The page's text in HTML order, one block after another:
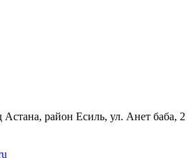
Астана, район Есиль, ул. Анет баба, 2